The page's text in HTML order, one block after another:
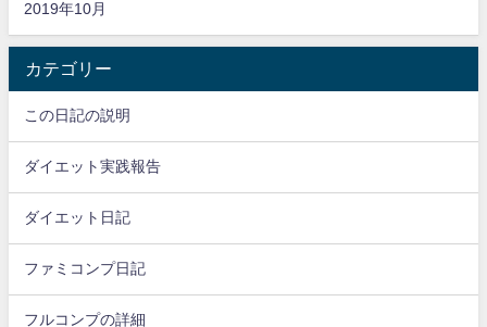
2019年10月
カテゴリー
この日記の説明
ダイエット実践報告
ダイエット日記
ファミコンプ日記
フルコンプの詳細